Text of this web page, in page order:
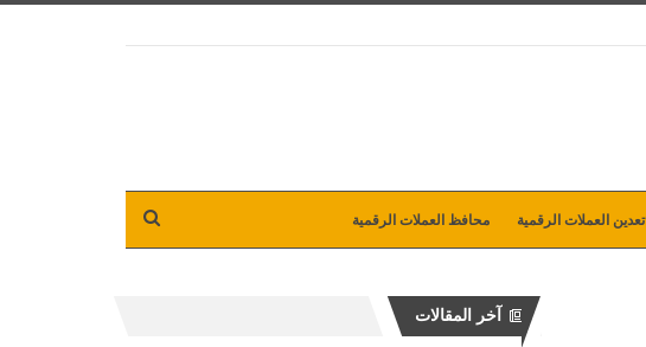
تعدين العملات الرقمية محافظ العملات الرقمية
آخر المقالات